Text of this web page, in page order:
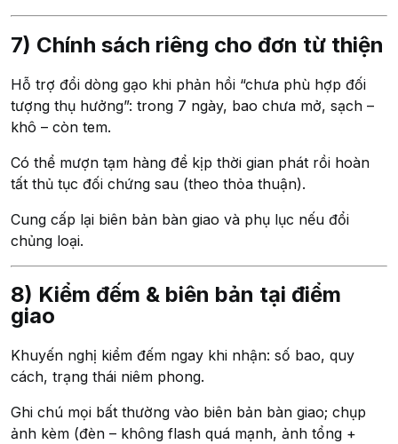
7) Chính sách riêng cho đơn từ thiện
Hỗ trợ đổi dòng gạo khi phản hồi “chưa phù hợp đối
tượng thụ hưởng”: trong 7 ngày, bao chưa mở, sạch –
khô – còn tem.
Có thể mượn tạm hàng để kịp thời gian phát rồi hoàn
tất thủ tục đối chứng sau (theo thỏa thuận).
Cung cấp lại biên bản bàn giao và phụ lục nếu đổi
chủng loại.
8) Kiểm đếm & biên bản tại điểm
giao
Khuyến nghị kiểm đếm ngay khi nhận: số bao, quy
cách, trạng thái niêm phong.
Ghi chú mọi bất thường vào biên bản bàn giao; chụp
ảnh kèm (đèn – không flash quá mạnh, ảnh tổng +